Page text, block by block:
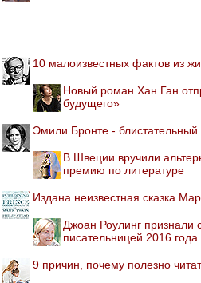
10 малоизвестных фактов из
Новый роман Хан Ган
будущего»
Эмили Бронте - блистательный
В Швеции вручили
премию по литературе
Издана неизвестная сказка
Джоан Роулинг признали
писательницей 2016 года
9 причин, почему полезно